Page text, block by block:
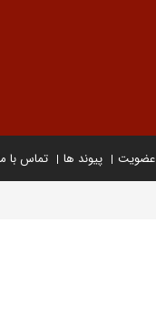
عضویت پیوند ها تماس با